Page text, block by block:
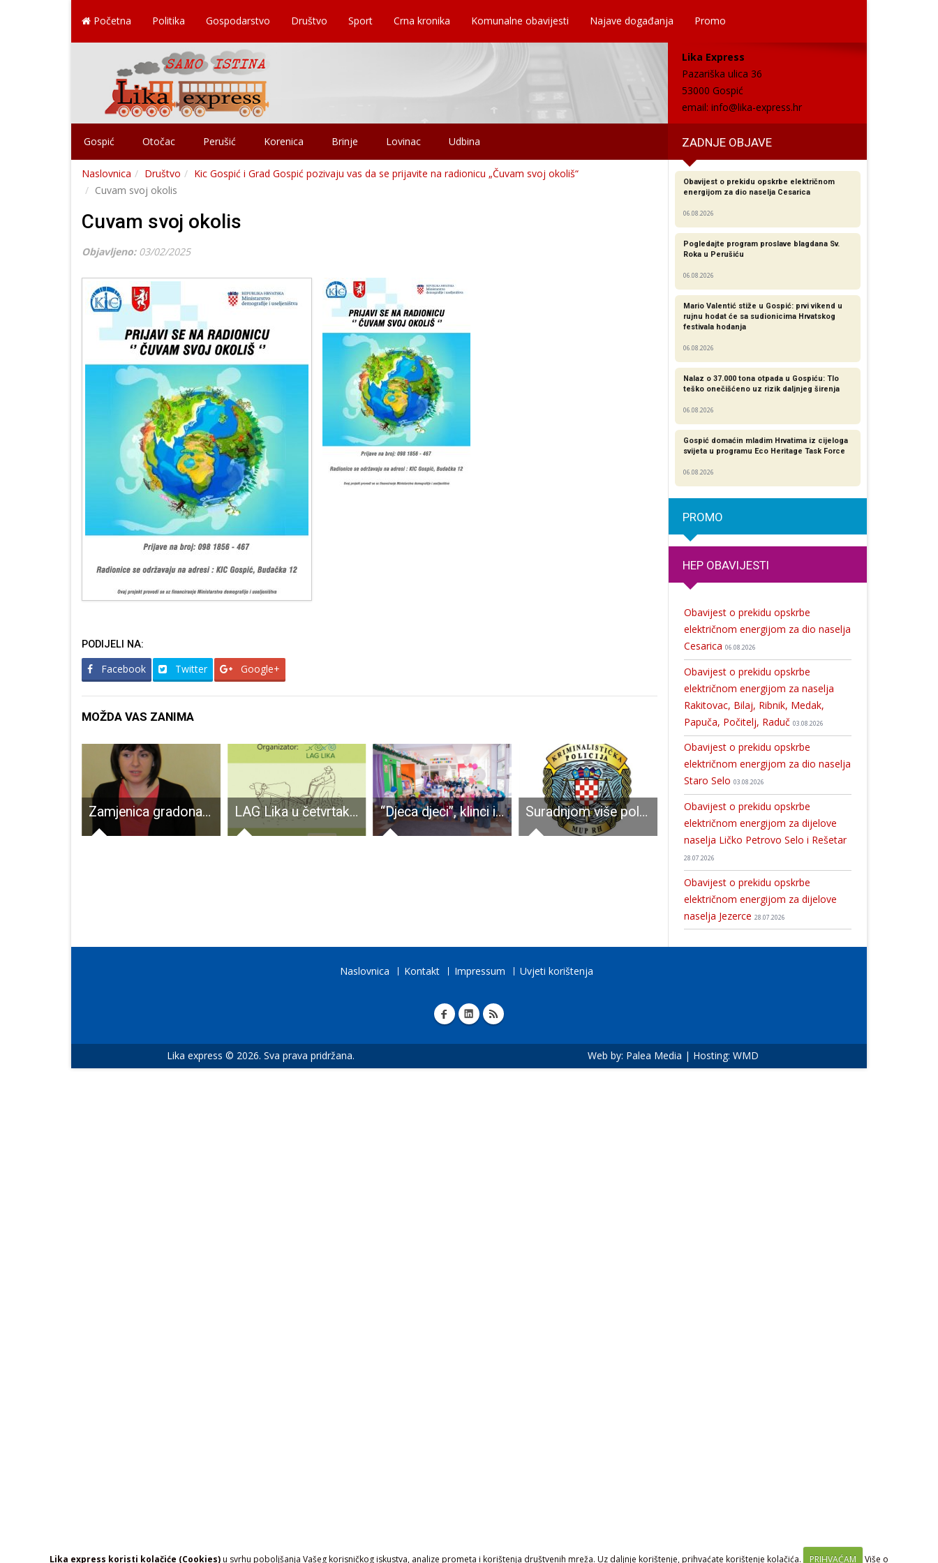
Lika express koristi kolačiće (Cookies)u svrhu poboljšanja Vašeg korisničkog iskustva, analize prometa i korištenja društvenih mreža. Uz daljnje korištenje, prihvaćate korištenje kolačića. PRIHVAĆAM Više o
Početna Politika Gospodarstvo Društvo Sport Crna kronika Komunalne obavijesti Najave događanja Promo
Lika Express
Pazariška ulica 36
53000 Gospić
email: info@lika-express.hr
Gospić Otočac Perušić Korenica Brinje Lovinac Udbina ZADNJE OBJAVE
Naslovnica Društvo
Kic Gospić i Grad Gospić pozivaju vas da se prijavite na radionicu „Čuvam svoj okoliš“
Cuvam svoj okolis
Cuvam svoj okolis
Objavljeno: 03/02/2025
PODIJELI NA:
Facebook Twitter Google+
MOŽDA VAS ZANIMA
Zamjenica gradonačelnika Kristina Prša:”Ne dozvolimo da nam nepotrebne podjele pokvare blagdansko raspoloženje”! LAG Lika u četvrtak u Karlobagu organizira Ličku seljačku tržnicu “Djeca djeci”, klinci iz gospićkog dječjeg vrtića skupljali poklone za one koji nemaju Suradnjom više policijskih uprava otkriven muškarac koji je osumnjičen za počinjenje 17 kaznenih djela prijevare BRAVO:Gospićanka Sara Vukelić proglašena najboljim polaznikom rukometnog kampa Balić & Metličić
Obavijest o prekidu opskrbe električnom
energijom za dio naselja Cesarica
06.08.2026
Pogledajte program proslave blagdana Sv.
Roka u Perušiću
06.08.2026
Mario Valentić stiže u Gospić: prvi vikend u
rujnu hodat će sa sudionicima Hrvatskog
festivala hodanja
06.08.2026
Nalaz o 37.000 tona otpada u Gospiću: Tlo
teško onečišćeno uz rizik daljnjeg širenja
06.08.2026
Gospić domaćin mladim Hrvatima iz cijeloga
svijeta u programu Eco Heritage Task Force
06.08.2026
PROMO
HEP OBAVIJESTI
Obavijest o prekidu opskrbe
električnom energijom za dio naselja
Cesarica 06.08.2026
Obavijest o prekidu opskrbe
električnom energijom za naselja
Rakitovac, Bilaj, Ribnik, Medak,
Papuča, Počitelj, Raduč 03.08.2026
Obavijest o prekidu opskrbe
električnom energijom za dio naselja
Staro Selo 03.08.2026
Obavijest o prekidu opskrbe
električnom energijom za dijelove
naselja Ličko Petrovo Selo i Rešetar
28.07.2026
Obavijest o prekidu opskrbe
električnom energijom za dijelove
naselja Jezerce 28.07.2026
Naslovnica Kontakt Impressum Uvjeti korištenja
Lika express © 2026. Sva prava pridržana. Web by: Palea Media | Hosting: WMD